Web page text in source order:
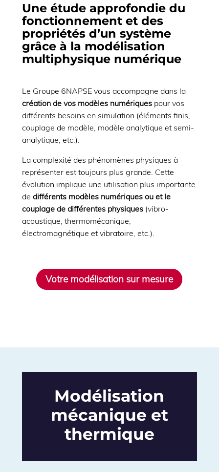
Une étude approfondie du
fonctionnement et des
propriétés d’un système
grâce à la modélisation
multiphysique numérique
Le Groupe 6NAPSE vous accompagne dans la
création de vos modèles numériquespour vos
différents besoins en simulation (éléments finis,
couplage de modèle, modèle analytique et semi-
analytique, etc.).
La complexité des phénomènes physiques à
représenter est toujours plus grande. Cette
évolution implique une utilisation plus importante
de différents modèles numériques ou et le
couplage de différentes physiques(vibro-
acoustique, thermomécanique,
électromagnétique et vibratoire, etc.).
Votre modélisation sur mesure
Modélisation
mécanique et
thermique